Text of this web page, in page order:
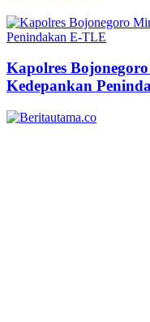
Kapolres
Kedepankan